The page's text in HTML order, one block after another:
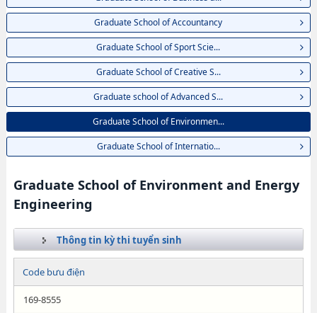
Graduate School of Accountancy
Graduate School of Sport Scie...
Graduate School of Creative S...
Graduate school of Advanced S...
Graduate School of Environmen...
Graduate School of Internatio...
Graduate School of Environment and Energy
Engineering
Thông tin kỳ thi tuyển sinh
Code bưu điện
169-8555